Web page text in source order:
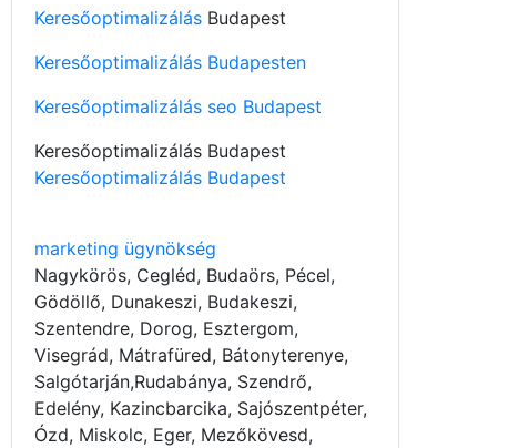
Keresőoptimalizálás Budapest
Keresőoptimalizálás Budapesten
Keresőoptimalizálás seo Budapest
Keresőoptimalizálás Budapest
Keresőoptimalizálás Budapest
marketing ügynökség
Nagykörös, Cegléd, Budaörs, Pécel,
Gödöllő, Dunakeszi, Budakeszi,
Szentendre, Dorog, Esztergom,
Visegrád, Mátrafüred, Bátonyterenye,
Salgótarján,Rudabánya, Szendrő,
Edelény, Kazincbarcika, Sajószentpéter,
Ózd, Miskolc, Eger, Mezőkövesd,